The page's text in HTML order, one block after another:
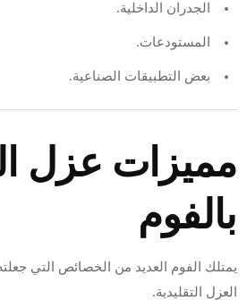
الجدران الداخلية.
المستودعات.
بعض التطبيقات الصناعية.
مميزات عزل
بالفوم
يمتلك الفوم العديد من الخصائص التي
العزل التقليدية.